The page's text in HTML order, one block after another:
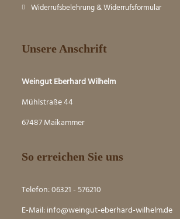
Widerrufsbelehrung & Widerrufsformular
Unsere Anschrift
Weingut Eberhard Wilhelm
Mühlstraße 44
67487 Maikammer
So erreichen Sie uns
Telefon: 06321 - 576210
E-Mail:info@weingut-eberhard-wilhelm.de